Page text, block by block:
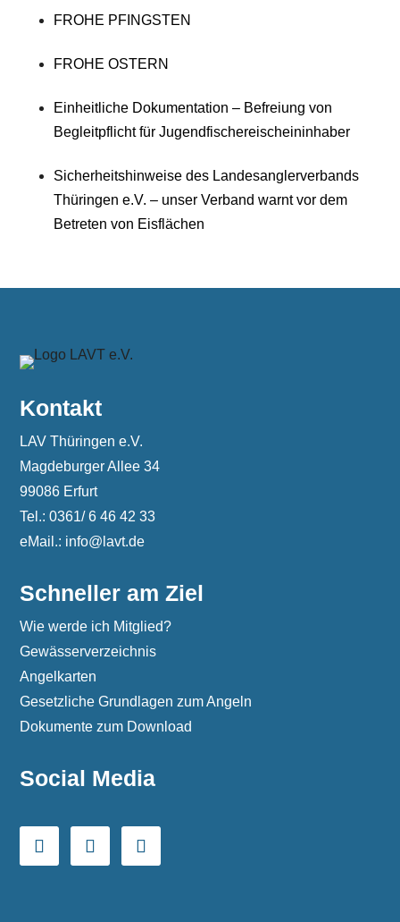
FROHE PFINGSTEN
FROHE OSTERN
Einheitliche Dokumentation – Befreiung von
Begleitpflicht für Jugendfischereischeininhaber
Sicherheitshinweise des Landesanglerverbands
Thüringen e.V. – unser Verband warnt vor dem
Betreten von Eisflächen
Kontakt
LAV Thüringen e.V.
Magdeburger Allee 34
99086 Erfurt
Tel.: 0361/ 6 46 42 33
eMail.: info@lavt.de
Schneller am Ziel
Wie werde ich Mitglied?
Gewässerverzeichnis
Angelkarten
Gesetzliche Grundlagen zum Angeln
Dokumente zum Download
Social Media